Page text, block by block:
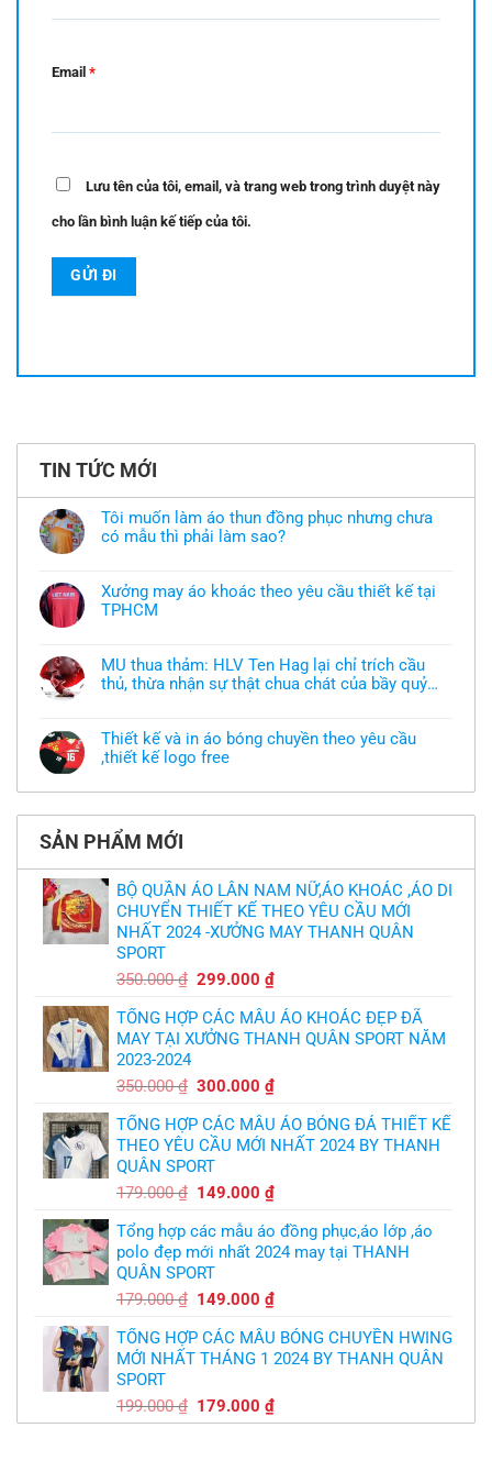
Email *
Lưu tên của tôi, email, và trang web trong trình duyệt này
cho lần bình luận kế tiếp của tôi.
TIN TỨC MỚI
Tôi muốn làm áo thun đồng phục nhưng chưa
có mẫu thì phải làm sao?
bình
luận
ở
áo
thun
đồng
chưa
có
mẫu
thì
làm
Xưởng may áo khoác theo yêu cầu thiết kế tại
TPHCM
bình
luận
ở
Xưởng
khoác
theo
yêu
thiết
tại
TPHCM
MU thua thảm: HLV Ten Hag lại chỉ trích cầu
thủ, thừa nhận sự thật chua chát của bầy quỷ
bình
luận
ở
MU
thảm:
Hag
lại
trích
cầu
thủ,
thừa
nhận
sự
thật
chát
bầy
quỷ
nhỏ
Thiết kế và in áo bóng chuyền theo yêu cầu
,thiết kế logo free
có
luận
Thiết
và
in
áo
bóng
chuyền
theo
yêu
,thiết
free
SẢN PHẨM MỚI
BỘ QUẦN ÁO LÂN NAM NỮ,ÁO KHOÁC ,ÁO DI
CHUYỂN THIẾT KẾ THEO YÊU CẦU MỚI
NHẤT 2024 -XƯỞNG MAY THANH QUÂN
SPORT
350.000₫ Giá
là:
350.000 ₫.
299.000₫Giá
tại
là:
TỔNG HỢP CÁC MẪU ÁO KHOÁC ĐẸP ĐÃ
MAY TẠI XƯỞNG THANH QUÂN SPORT NĂM
2023-2024
350.000₫ Giá
là:
350.000 ₫.
300.000₫Giá
tại
là:
TỔNG HỢP CÁC MẪU ÁO BÓNG ĐÁ THIẾT KẾ
THEO YÊU CẦU MỚI NHẤT 2024 BY THANH
QUÂN SPORT
179.000₫ Giá
là:
179.000 ₫.
149.000₫Giá
tại
là:
Tổng hợp các mẫu áo đồng phục,áo lớp ,áo
polo đẹp mới nhất 2024 may tại THANH
QUÂN SPORT
179.000₫ Giá
là:
179.000 ₫.
149.000₫Giá
tại
là:
TỔNG HỢP CÁC MẪU BÓNG CHUYỀN HWING
MỚI NHẤT THÁNG 1 2024 BY THANH QUÂN
SPORT
199.000₫ Giá
gốc
179.000₫Giá
hiện